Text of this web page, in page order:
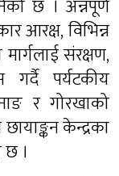
छ । अन्नपूर्ण
आरक्ष, विभिन्न
मार्गलाई संरक्षण,
गर्दै पर्यटकीय
र गोरखाको
छायाङ्कन केन्द्रका
।